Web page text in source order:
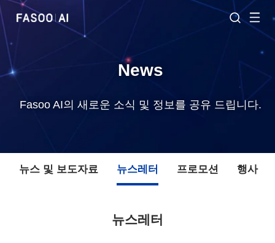
News
Fasoo AI의 새로운 소식 및 정보를 공유 드립니다.
뉴스 및 보도자료 뉴스레터 프로모션 행사
뉴스레터